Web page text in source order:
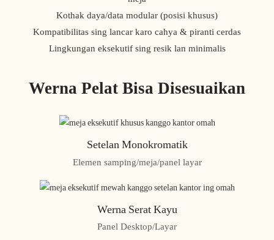
Kothak daya/data modular (posisi khusus)
Kompatibilitas sing lancar karo cahya & piranti cerdas
Lingkungan eksekutif sing resik lan minimalis
Werna Pelat Bisa Disesuaikan
Setelan Monokromatik
Elemen samping/meja/panel layar
Werna Serat Kayu
Panel Desktop/Layar